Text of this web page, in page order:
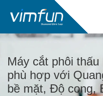
nội
Máy cắt phôi
phù hợp với
bề mặt, Độ cong,